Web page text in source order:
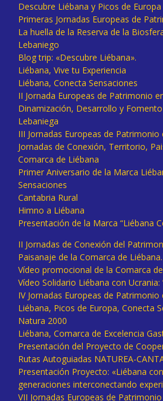
Descubre Liébana y Picos de Europa
Primeras Jornadas Europeas de
La huella de la Reserva de la
Lebaniego
Blog trip: «Descubre Liébana».
Liébana, Vive tu Experiencia
Liébana, Conecta Sensaciones
II Jornada Europeas de Patrimonio
Dinamización, Desarrollo y
Lebaniega
III Jornadas Europeas de Patrimonio
Jornadas de Conexión, Territorio,
Comarca de Liébana
Primer Aniversario de la Marca
Sensaciones
Cantabria Rural
Himno a Liébana
Presentación de la Marca “Liébana
II Jornadas de Conexión del
Paisanaje de la Comarca de Liébana.
Vídeo promocional de la Comarca
Vídeo Solidario Liébana con
IV Jornadas Europeas de Patrimonio
Liébana, Picos de Europa, Conecta
Natura 2000
Liébana, Comarca de Excelencia
Presentación del Proyecto de
Rutas Autoguiadas NATUREA-
Presentación Proyecto: «Liébana
generaciones interconectando
VII Jornadas Europeas de